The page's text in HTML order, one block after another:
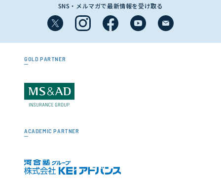
SNS・メルマガで最新情報を受け取る
GOLD PARTNER
ACADEMIC PARTNER